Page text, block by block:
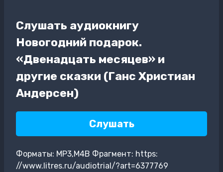
Слушать аудиокнигу
Новогодний подарок.
«Двенадцать месяцев» и
другие сказки (Ганс Христиан
Андерсен)
Слушать
Форматы: MP3,M4B Фрагмент: https:
//www.litres.ru/audiotrial/?art=6377769